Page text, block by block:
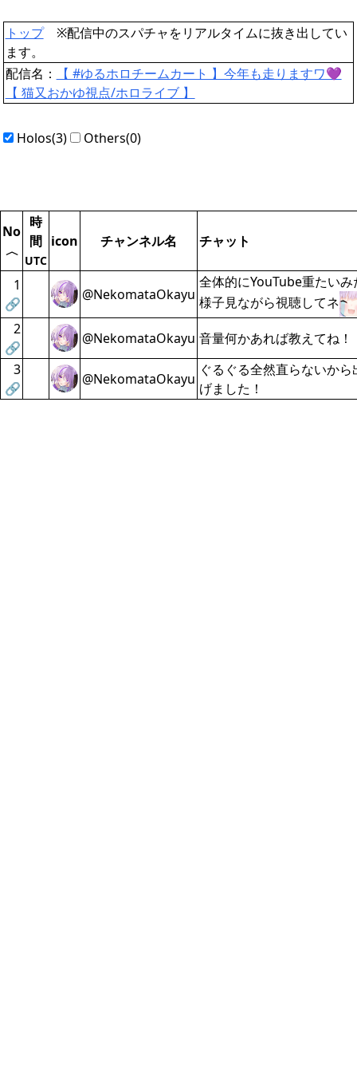
トップ※配信中のスパチャをリアルタイムに抜き出してい
ます。
配信名：
【 #ゆるホロチームカート 】今年も走りますワ💜
【 猫又おかゆ視点/ホロライブ 】
Holos(3) Others(0)
No
〈
時
間
UTC
icon チャンネル名 チャット
1
🔗
@NekomataOkayu
全体的にYouTube重たい
様子見ながら視聴してネ
2
🔗
@NekomataOkayu 音量何かあれば教えてね！
3
🔗
@NekomataOkayu
ぐるぐる全然直らないか
げました！